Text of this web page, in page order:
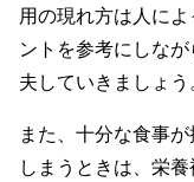
用の現れ方は人に
ントを参考にしな
夫していきましょう。
また、十分な食事
しまうときは、栄